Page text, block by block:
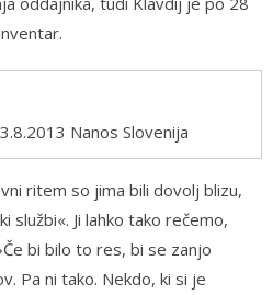
Nanos Slovenija
ritem so jima bili dovolj blizu,
službi«. Ji lahko tako rečemo,
bi bilo to res, bi se zanjo
Pa ni tako. Nekdo, ki si je